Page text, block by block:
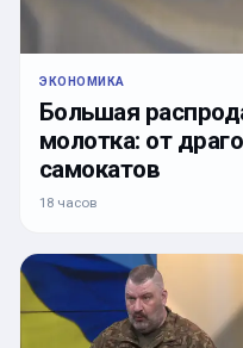
ЭКОНОМИКА
Большая
молотка: от
самокатов
18 часов